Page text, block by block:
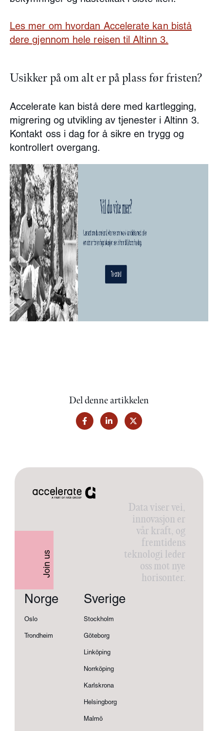
Les mer om hvordan Accelerate kan bistå
dere gjennom hele reisen til Altinn 3.
Usikker på om alt er på plass før fristen?
Accelerate kan bistå dere med kartlegging,
migrering og utvikling av tjenester i Altinn 3.
Kontakt oss i dag for å sikre en trygg og
kontrollert overgang.
Del denne artikkelen
Join us
Norge
Oslo
Trondheim
Sverige
Stockholm
Göteborg
Linköping
Norrköping
Karlskrona
Helsingborg
Malmö
Data viser vei,
innovasjon er
vår kraft, og
fremtidens
teknologi leder
oss mot nye
horisonter.